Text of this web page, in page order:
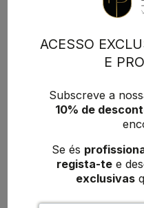
ACESSO
E
Subscreve a
10% de
Se és
regista-te e
exclusivas